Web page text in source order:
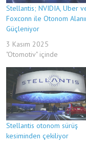
Stellantis; NVIDIA, Uber
Foxconn ile Otonom
Güçleniyor
3 Kasım 2025
"Otomotiv" içinde
Stellantis otonom sürüş
kesiminden çekiliyor